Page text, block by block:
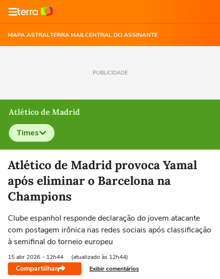
MAPA ASTRALTERRA MAILCENTRAL DO ASSINANTE
PUBLICIDADE
Atlético de Madrid
Times
Selecione o time para ver as notícias
Atlético de Madrid provoca Yamal
após eliminar o Barcelona na
Champions
Clube espanhol responde declaração do jovem atacante
com postagem irônica nas redes sociais após classificação
à semifinal do torneio europeu
15 abr 2026 - 12h44 (atualizado às 12h44)
Compartilhar Exibir comentários